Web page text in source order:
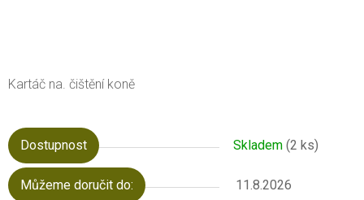
Kartáč na. čištění koně
Dostupnost Skladem (2 ks)
Můžeme doručit do: 11.8.2026